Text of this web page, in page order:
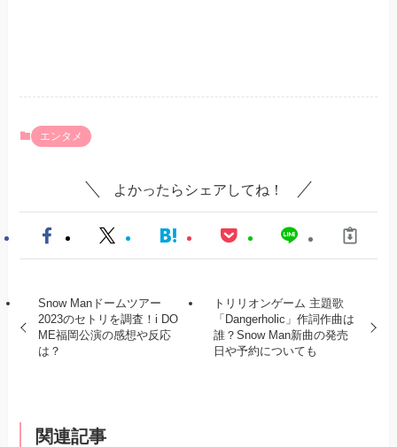
エンタメ
よかったらシェアしてね！
Snow Manドームツアー
2023のセトリを調査！i DO
ME福岡公演の感想や反応
は？
トリリオンゲーム 主題歌
「Dangerholic」作詞作曲は
誰？Snow Man新曲の発売
日や予約についても
関連記事